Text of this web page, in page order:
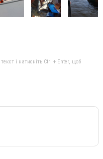
і натисніть Ctrl + Enter, щоб